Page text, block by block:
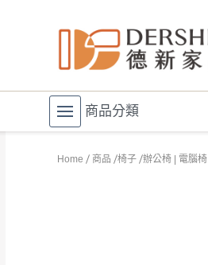
商品分類
Home 商品 椅子 辦公椅 | 電腦椅